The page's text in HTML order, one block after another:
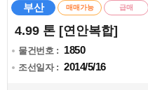
부산 매매가능 급매
4.99 톤 [연안복합]
물건번호 : 1850
조선일자 : 2014/5/16